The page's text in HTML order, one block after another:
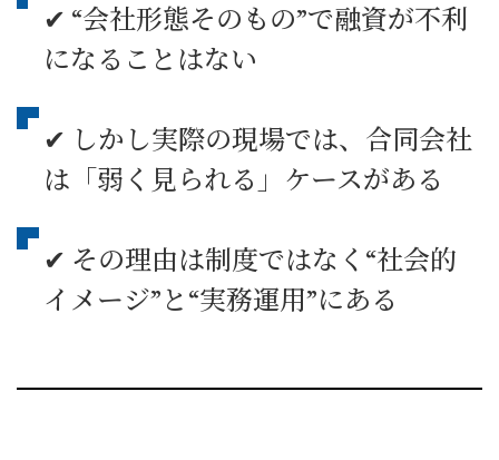
✔ “会社形態そのもの”で融資が不利
になることはない
✔ しかし実際の現場では、合同会社
は「弱く見られる」ケースがある
✔ その理由は制度ではなく“社会的
イメージ”と“実務運用”にある